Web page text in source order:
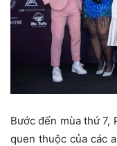
Bước đến mùa thứ 7,
quen thuộc của các